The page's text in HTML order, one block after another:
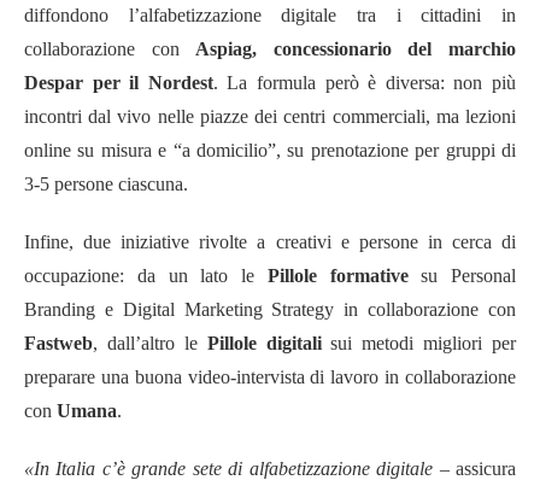
diffondono l’alfabetizzazione digitale tra i cittadini in
collaborazione con Aspiag, concessionario del marchio
Despar per il Nordest. La formula però è diversa: non più
incontri dal vivo nelle piazze dei centri commerciali, ma lezioni
online su misura e “a domicilio”, su prenotazione per gruppi di
3-5 persone ciascuna.
Infine, due iniziative rivolte a creativi e persone in cerca di
occupazione: da un lato le Pillole formativesu Personal
Branding e Digital Marketing Strategy in collaborazione con
Fastweb, dall’altro le Pillole digitalisui metodi migliori per
preparare una buona video-intervista di lavoro in collaborazione
con Umana.
«In Italia c’è grande sete di alfabetizzazione digitale –assicura